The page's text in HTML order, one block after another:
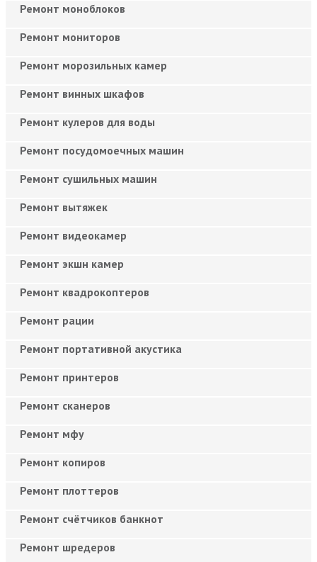
Ремонт моноблоков
Ремонт мониторов
Ремонт морозильных камер
Ремонт винных шкафов
Ремонт кулеров для воды
Ремонт посудомоечных машин
Ремонт сушильных машин
Ремонт вытяжек
Ремонт видеокамер
Ремонт экшн камер
Ремонт квадрокоптеров
Ремонт рации
Ремонт портативной акустика
Ремонт принтеров
Ремонт сканеров
Ремонт мфу
Ремонт копиров
Ремонт плоттеров
Ремонт счётчиков банкнот
Ремонт шредеров